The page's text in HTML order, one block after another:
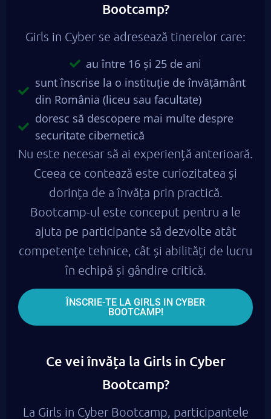
Bootcamp?
Girls in Cyber se adresează tinerelor care:
au între 16 și 25 de ani
sunt înscrise la o instituție de învățământ
din România (liceu sau facultate)
doresc să descopere mai multe despre
securitate cibernetică
Nu este necesar să ai experiență anterioară.
Cceea ce contează este curiozitatea și
dorința de a învăța prin practică.
Bootcamp-ul este conceput pentru a le
ajuta pe participante să dezvolte atât
competențe tehnice, cât și abilități de lucru
în echipă și gândire critică.
ÎNSCRIE-TE LA GIRLS IN CYBER
BOOTCAMP!
Ce vei învăța la Girls in Cyber
Bootcamp?
La Girls in Cyber Bootcamp, participantele